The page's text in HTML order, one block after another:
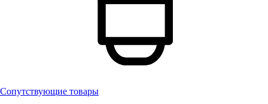
Сопутствующие товары